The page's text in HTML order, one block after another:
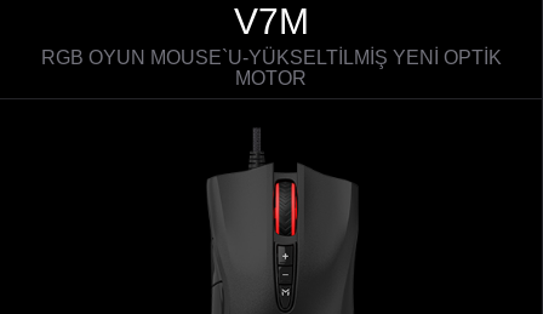
V7M
RGB OYUN MOUSE`U-YÜKSELTİLMİŞ YENİ OPTİK
MOTOR